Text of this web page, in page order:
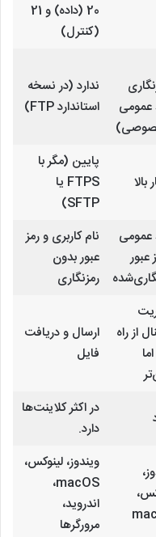
20 (داده) و 21
(کنترل)
عمومی
ندارد (در نسخه
استاندارد FTP)
بالا
پایین (مگر با
FTPS یا
SFTP)
عمومی
عبور
نام کاربری و رمز
عبور بدون
رمزنگاری
از راه
ارسال و دریافت
فایل
در اکثر کلاینت‌ها
دارد.
ویندوز، لینوکس،
macOS،
اندروید،
مرورگرها